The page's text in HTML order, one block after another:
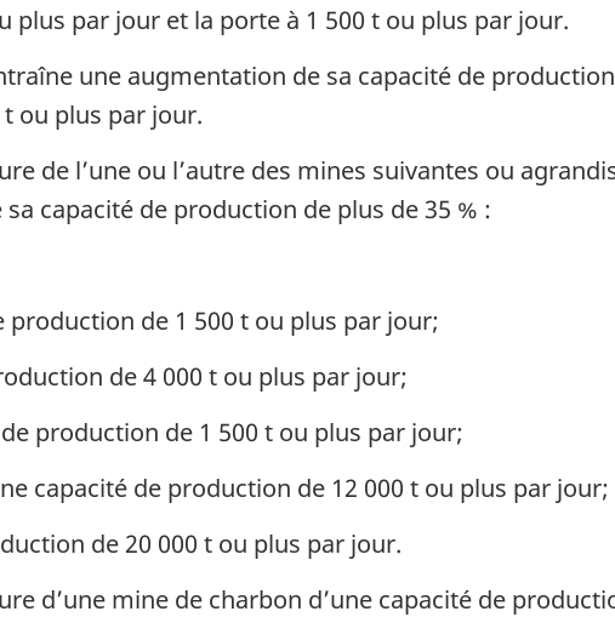
plus par jour et la porte à 1 500 t ou plus par jour.
une augmentation de sa capacité de
ou plus par jour.
de l’une ou l’autre des mines suivantes ou
capacité de production de plus de 35 % :
production de 1 500 t ou plus par jour;
de 4 000 t ou plus par jour;
production de 1 500 t ou plus par jour;
capacité de production de 12 000 t ou plus par jour;
de 20 000 t ou plus par jour.
d’une mine de charbon d’une capacité de